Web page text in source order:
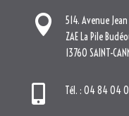
 contact[at]nova-